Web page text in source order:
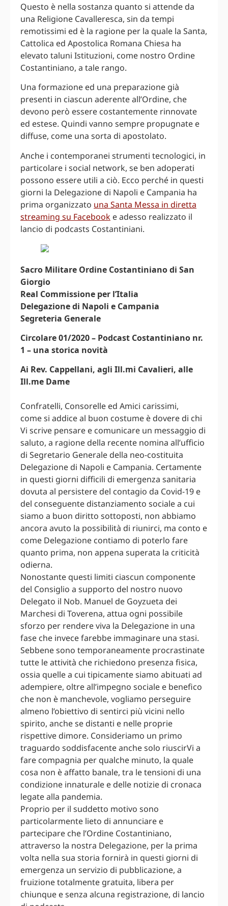
Questo è nella sostanza quanto si attende da
una Religione Cavalleresca, sin da tempi
remotissimi ed è la ragione per la quale la Santa,
Cattolica ed Apostolica Romana Chiesa ha
elevato taluni Istituzioni, come nostro Ordine
Costantiniano, a tale rango.
Una formazione ed una preparazione già
presenti in ciascun aderente all’Ordine, che
devono però essere costantemente rinnovate
ed estese. Quindi vanno sempre propugnate e
diffuse, come una sorta di apostolato.
Anche i contemporanei strumenti tecnologici, in
particolare i social network, se ben adoperati
possono essere utili a ciò. Ecco perché in questi
giorni la Delegazione di Napoli e Campania ha
prima organizzato una Santa Messa in diretta
streaming su Facebook e adesso realizzato il
lancio di podcasts Costantiniani.
Sacro Militare Ordine Costantiniano di San
Giorgio
Real Commissione per l’Italia
Delegazione di Napoli e Campania
Segreteria Generale
Circolare 01/2020 – Podcast Costantiniano nr.
1 – una storica novità
Ai Rev. Cappellani, agli Ill.mi Cavalieri, alle
Ill.me Dame
Confratelli, Consorelle ed Amici carissimi,
come si addice al buon costume è dovere di chi
Vi scrive pensare e comunicare un messaggio di
saluto, a ragione della recente nomina all’ufficio
di Segretario Generale della neo-costituita
Delegazione di Napoli e Campania. Certamente
in questi giorni difficili di emergenza sanitaria
dovuta al persistere del contagio da Covid-19 e
del conseguente distanziamento sociale a cui
siamo a buon diritto sottoposti, non abbiamo
ancora avuto la possibilità di riunirci, ma conto e
come Delegazione contiamo di poterlo fare
quanto prima, non appena superata la criticità
odierna.
Nonostante questi limiti ciascun componente
del Consiglio a supporto del nostro nuovo
Delegato il Nob. Manuel de Goyzueta dei
Marchesi di Toverena, attua ogni possibile
sforzo per rendere viva la Delegazione in una
fase che invece farebbe immaginare una stasi.
Sebbene sono temporaneamente procrastinate
tutte le attività che richiedono presenza fisica,
ossia quelle a cui tipicamente siamo abituati ad
adempiere, oltre all’impegno sociale e benefico
che non è manchevole, vogliamo perseguire
almeno l’obiettivo di sentirci più vicini nello
spirito, anche se distanti e nelle proprie
rispettive dimore. Consideriamo un primo
traguardo soddisfacente anche solo riuscirVi a
fare compagnia per qualche minuto, la quale
cosa non è affatto banale, tra le tensioni di una
condizione innaturale e delle notizie di cronaca
legate alla pandemia.
Proprio per il suddetto motivo sono
particolarmente lieto di annunciare e
partecipare che l’Ordine Costantiniano,
attraverso la nostra Delegazione, per la prima
volta nella sua storia fornirà in questi giorni di
emergenza un servizio di pubblicazione, a
fruizione totalmente gratuita, libera per
chiunque e senza alcuna registrazione, di lancio